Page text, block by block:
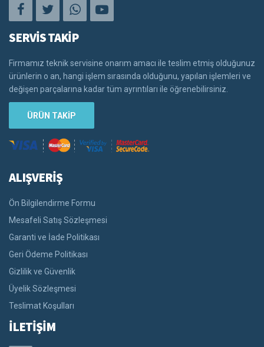
SERVİS TAKİP
Firmamız teknik servisine onarım amacı ile teslim etmiş olduğunuz
ürünlerin o an, hangi işlem sırasında olduğunu, yapılan işlemleri ve
değişen parçalarına kadar tüm ayrıntıları ile öğrenebilirsiniz.
ÜRÜN TAKİP
ALIŞVERİŞ
Ön Bilgilendirme Formu
Mesafeli Satış Sözleşmesi
Garanti ve İade Politikası
Geri Ödeme Politikası
Gizlilik ve Güvenlik
Üyelik Sözleşmesi
Teslimat Koşulları
İLETİŞİM